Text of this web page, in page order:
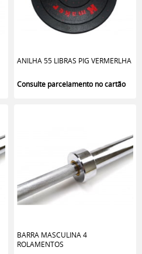
ANILHA 55 LIBRAS PIG VERMERLHA
BARRA MASCULINA 4
ROLAMENTOS